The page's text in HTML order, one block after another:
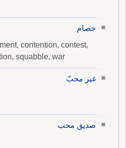
خصام
contention, contest,
squabble, war
غير محبّ
صديق محب